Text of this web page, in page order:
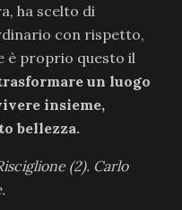
ha scelto di
con rispetto,
è proprio questo il
un luogo
insieme,
bellezza.
(2). Carlo